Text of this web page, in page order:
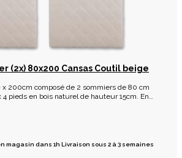
(2x) 80x200 Cansas Coutil beige
x 200cm composé de 2 sommiers de 80 cm
pieds en bois naturel de hauteur 15cm. En
magasin dans 1h Livraison sous 2 à 3 semaines